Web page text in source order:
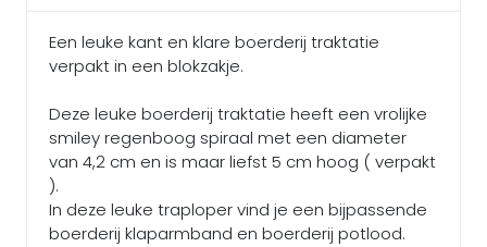
Een leuke kant en klare boerderij traktatie
verpakt in een blokzakje.
Deze leuke boerderij traktatie heeft een vrolijke
smiley regenboog spiraal met een diameter
van 4,2 cm en is maar liefst 5 cm hoog ( verpakt
).
In deze leuke traploper vind je een bijpassende
boerderij klaparmband en boerderij potlood.